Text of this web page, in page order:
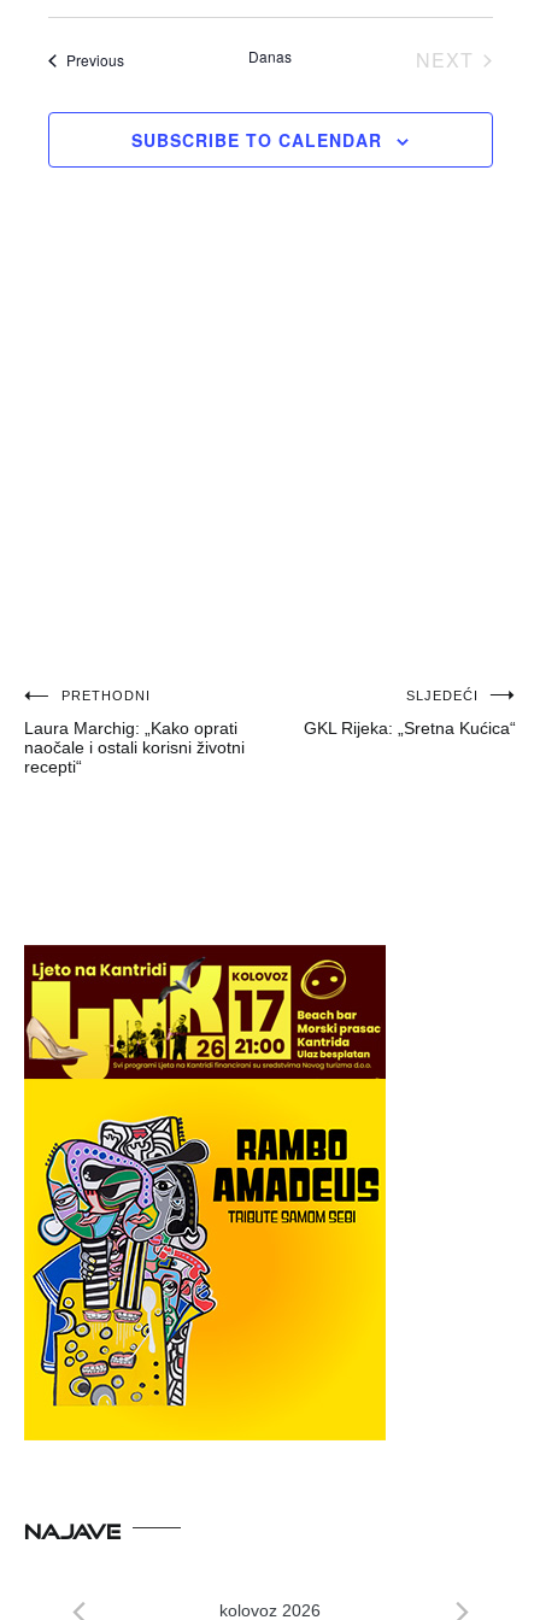
i
Select
PreviousDogađaji Danas
NEXT
SUBSCRIBE TO CALENDAR
Navigacija
objava
PRETHODNI
Laura Marchig: „Kako oprati
naočale i ostali korisni životni
recepti“
SLJEDEĆI
GKL Rijeka: „Sretna Kućica“
NAJAVE
kolovoz 2026